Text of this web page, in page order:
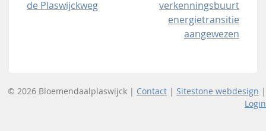
navigatie
de Plaswijckweg
verkenningsbuurt
energietransitie
aangewezen
© 2026 Bloemendaalplaswijck | Contact | Sitestone webdesign |
Login